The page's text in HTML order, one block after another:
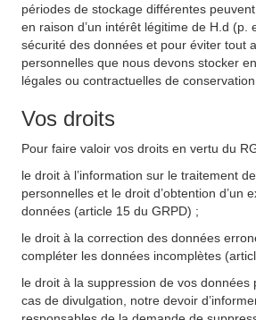
périodes de stockage différentes
en raison d’un intérêt légitime de H.d (p.
sécurité des données et pour éviter tout
personnelles que nous devons stocker
légales ou contractuelles de
Vos droits
Pour faire valoir vos droits en vertu du
le droit à l’information sur le traitement
personnelles et le droit d’obtention d’un
données (article 15 du GRPD) ;
le droit à la correction des données
compléter les données incomplètes
le droit à la suppression de vos données
cas de divulgation, notre devoir